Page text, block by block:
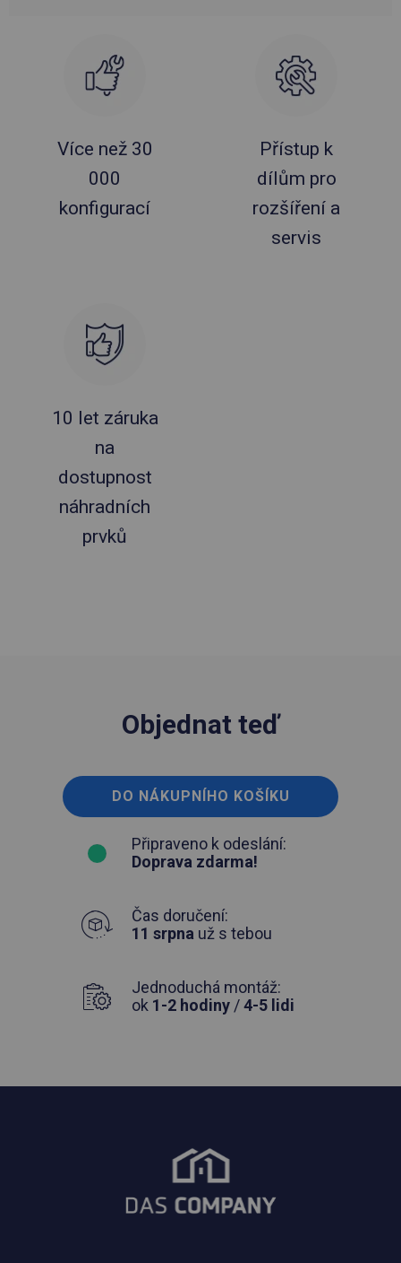
Více než 30
000
konfigurací
Přístup k
dílům pro
rozšíření a
servis
10 let záruka
na
dostupnost
náhradních
prvků
Objednat teď
DO NÁKUPNÍHO KOŠÍKU
Připraveno k odeslání:
Doprava zdarma!
Čas doručení:
11 srpna už s tebou
Jednoduchá montáž:
ok 1-2 hodiny /4-5 lidi